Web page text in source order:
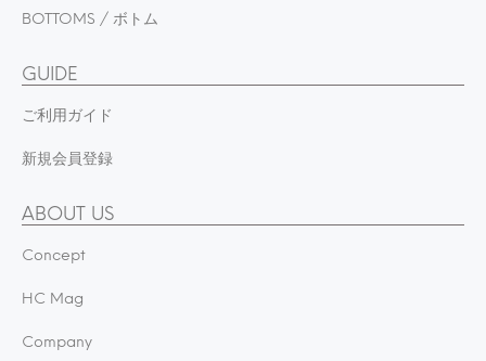
BOTTOMS / ボトム
GUIDE
ご利用ガイド
新規会員登録
ABOUT US
Concept
HC Mag
Company